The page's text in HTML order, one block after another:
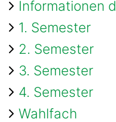
Informationen
1. Semester
2. Semester
3. Semester
4. Semester
Wahlfach